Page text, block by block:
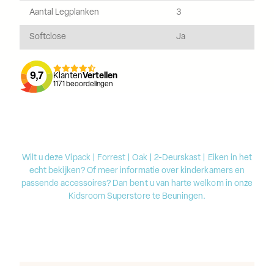
Aantal Legplanken 3
Softclose Ja
9,7 KlantenVertellen
1171 beoordelingen
Wilt u deze Vipack | Forrest | Oak | 2-Deurskast | Eiken in het
echt bekijken? Of meer informatie over kinderkamers en
passende accessoires? Dan bent u van harte welkom in onze
Kidsroom Superstore te Beuningen.